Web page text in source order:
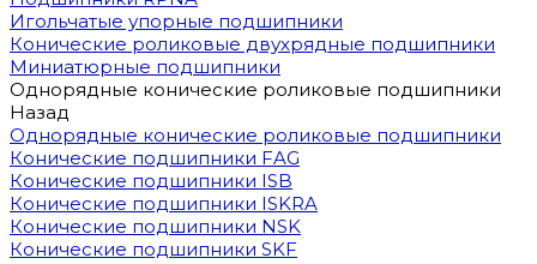
Игольчатые упорные подшипники
Конические роликовые двухрядные подшипники
Миниатюрные подшипники
Однорядные конические роликовые подшипники
Назад
Однорядные конические роликовые подшипники
Конические подшипники FAG
Конические подшипники ISB
Конические подшипники ISKRA
Конические подшипники NSK
Конические подшипники SKF